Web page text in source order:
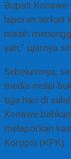
Bupati
laporan terkait
masih
yah,” ujarnya
Sebelumnya,
media mulai
tiga hari di
Konawe
melaporkan
Korupsi (KPK).